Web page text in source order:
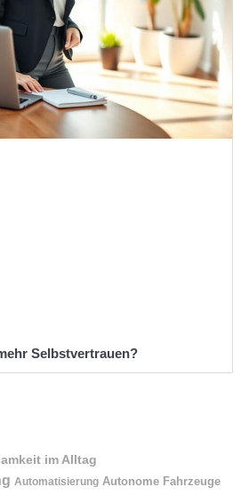
Selbstvertrauen?
im Alltag
Automatisierung Autonome Fahrzeuge